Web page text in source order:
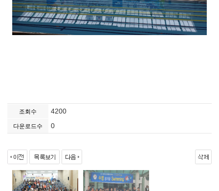
조회수 4200
다운로드수 0